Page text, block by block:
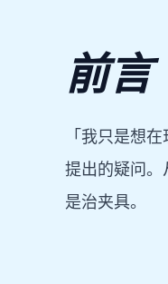
前言
「我只是想
提出的疑问
是治夹具。